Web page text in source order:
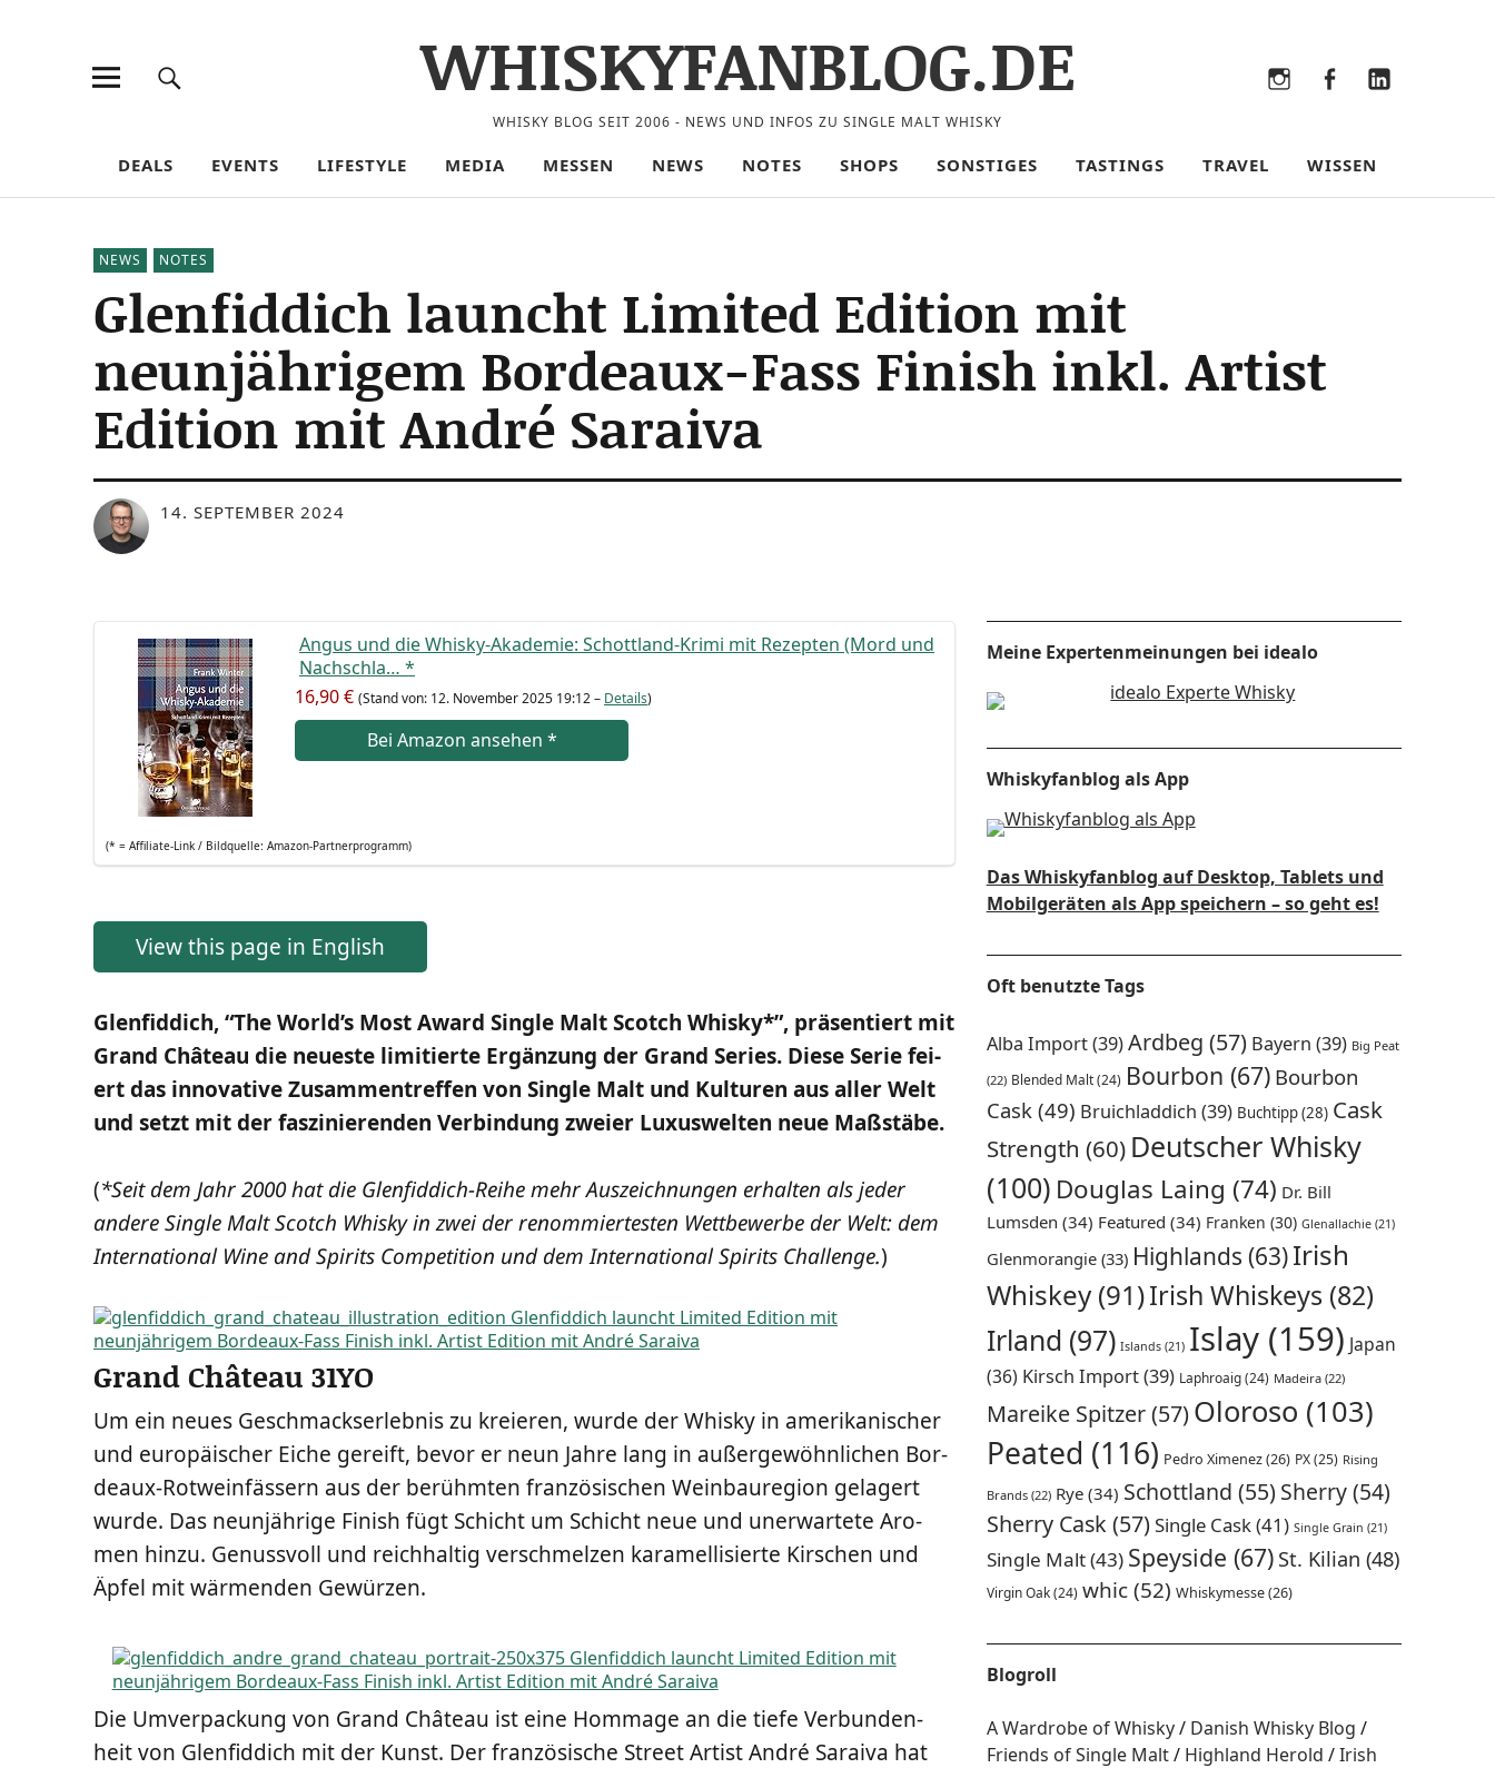
WHISKYFANBLOG.DE
WHISKY BLOG SEIT 2006 - NEWS UND INFOS ZU SINGLE MALT WHISKY
DEALS EVENTS LIFESTYLE MEDIA MESSEN NEWS NOTES SHOPS SONSTIGES TASTINGS TRAVEL WISSEN
NEWS NOTES
Glenfiddich launcht Limited Edition mit
neunjährigem Bordeaux-Fass Finish inkl. Artist
Edition mit André Saraiva
14. SEPTEMBER 2024
Angus und die Whis­ky-Aka­de­mie: Schott­land-Kri­mi mit Rezep­ten (Mord und
Nach­schla… *
16,90 € (Stand von: 12. Novem­ber 2025 19:12 – Details)
Bei Ama­zon anse­hen *
(* = Affi­lia­te-Link / Bild­quel­le: Amazon-Partnerprogramm)
View this page in English
Glen­fid­dich, “The World’s Most Award Sin­gle Malt Scotch Whis­ky*”, prä­sen­tiert mit
Grand Châ­teau die neu­es­te limi­tier­te Ergän­zung der Grand Series. Die­se Serie fei­
ert das inno­va­ti­ve Zusam­men­tref­fen von Sin­gle Malt und Kul­tu­ren aus aller Welt
und setzt mit der fas­zi­nie­ren­den Ver­bin­dung zwei­er Luxus­wel­ten neue Maßstäbe.
(*Seit dem Jahr 2000 hat die Glen­fid­dich-Rei­he mehr Aus­zeich­nun­gen erhal­ten als jeder
ande­re Sin­gle Malt Scotch Whis­ky in zwei der renom­mier­tes­ten Wett­be­wer­be der Welt: dem
Inter­na­tio­nal Wine and Spi­rits Com­pe­ti­ti­on und dem Inter­na­tio­nal Spi­rits Chall­enge.)
Grand Château 31YO
Um ein neu­es Geschmacks­er­leb­nis zu kre­ieren, wur­de der Whis­ky in ame­ri­ka­ni­scher
und euro­päi­scher Eiche gereift, bevor er neun Jah­re lang in außer­ge­wöhn­li­chen Bor­
deaux-Rot­wein­fäs­sern aus der berühm­ten fran­zö­si­schen Wein­bau­re­gi­on gela­gert
wur­de. Das neun­jäh­ri­ge Finish fügt Schicht um Schicht neue und uner­war­te­te Aro­
men hin­zu. Genuss­voll und reich­hal­tig ver­schmel­zen kara­mel­li­sier­te Kir­schen und
Äpfel mit wär­men­den Gewürzen.
Die Umver­pa­ckung von Grand Châ­teau ist eine Hom­mage an die tie­fe Ver­bun­den­
heit von Glen­fid­dich mit der Kunst. Der fran­zö­si­sche Street Artist André Sarai­va hat
Meine Expertenmeinungen bei idealo
Whiskyfanblog als App
Das Whiskyfanblog auf Desktop, Tablets und
Mobilgeräten als App speichern – so geht es!
Oft benutzte Tags
Alba Import(39)Ardbeg (57) Bayern (39) Big Peat
(22) Blended Malt(24) Bourbon (67) Bourbon
Cask(49) Bruichladdich (39) Buchtipp(28) Cask
Strength (60) Deutscher Whisky
(100) Douglas Laing (74) Dr. Bill
Lumsden (34) Featured (34) Franken (30) Glenallachie(21)
Glenmorangie(33) Highlands (63)Irish
Whiskey(91)Irish Whiskeys (82)
Irland (97) Islands(21) Islay(159) Japan
(36) Kirsch Import(39) Laphroaig(24) Madeira(22)
Mareike Spitzer(57)Oloroso (103)
Peated (116) Pedro Ximenez(26) PX(25) Rising
Brands(22) Rye(34) Schottland (55) Sherry(54)
Sherry Cask (57)Single Cask(41) Single Grain (21)
Single Malt(43) Speyside (67) St. Kilian (48)
Virgin Oak(24) whic(52) Whiskymesse(26)
Blogroll
A Wardrobe of Whisky
Danish Whisky Blog
Friends of Single Malt
Highland Herold
Irish